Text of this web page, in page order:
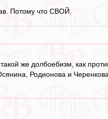
Потому что СВОЙ.
же долбоебизм, как
Родионова и